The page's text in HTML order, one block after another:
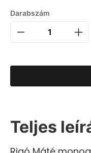
Darabszám
Teljes